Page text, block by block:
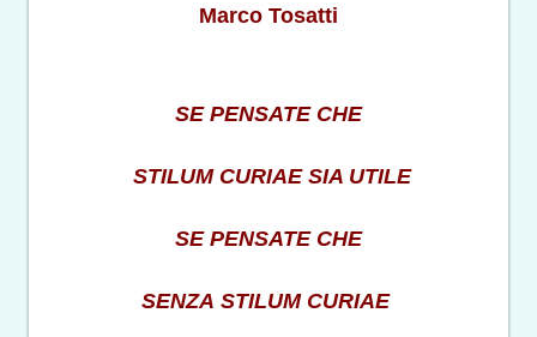
Marco Tosatti
SE PENSATE CHE
STILUM CURIAE SIA UTILE
SE PENSATE CHE
SENZA STILUM CURIAE